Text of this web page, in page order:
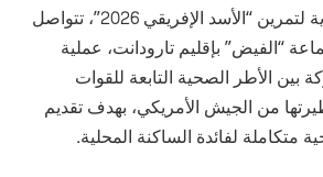
إطار الأنشطة الموازية لتمرين “الأسد الإفريقي 2026”، تتواصل
“الفيض” بإقليم تارودانت، عملية
بين الأطر الصحية التابعة للقوات
من الجيش الأمريكي، بهدف تقديم
لفائدة الساكنة المحلية.